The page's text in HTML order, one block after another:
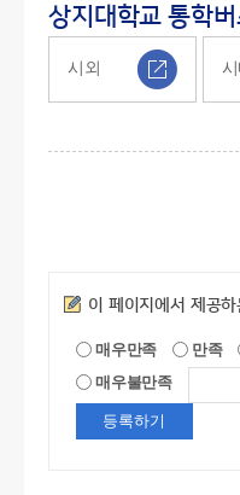
상지대학교 통학버
시외
만족도조사
이 페이지에서 제공
매우만족 만족
매우불만족